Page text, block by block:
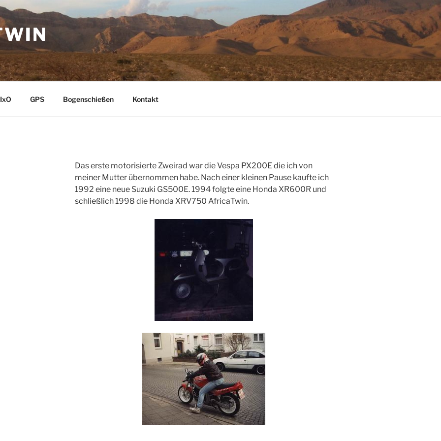
GPS Bogenschießen Kontakt
Das erste motorisierte Zweirad war die Vespa PX200E die ich von
meiner Mutter übernommen habe. Nach einer kleinen Pause kaufte ich
1992 eine neue Suzuki GS500E. 1994 folgte eine Honda XR600R und
schließlich 1998 die Honda XRV750 AfricaTwin.